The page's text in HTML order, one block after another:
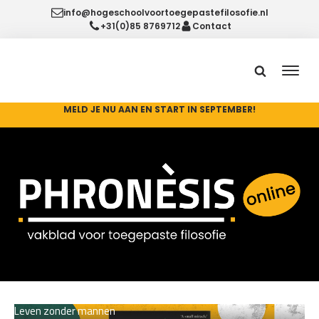
info@hogeschoolvoortoegepastefilosofie.nl
+31(0)85 8769712
Contact
MELD JE NU AAN EN START IN SEPTEMBER!
Leven zonder mannen